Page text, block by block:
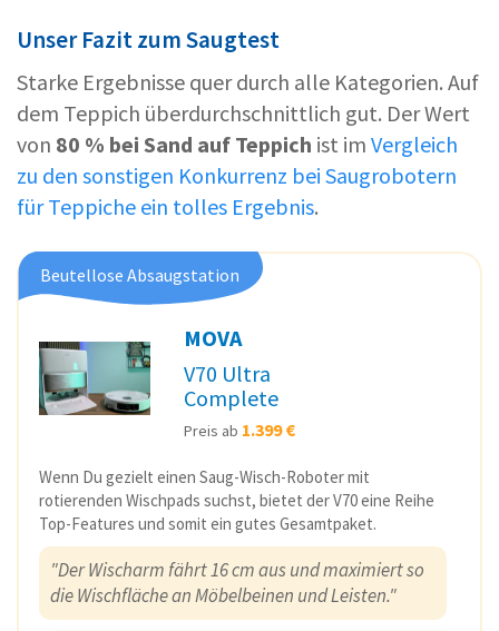
Unser Fazit zum Saugtest
Starke Ergebnisse quer durch alle Kategorien. Auf
dem Teppich überdurchschnittlich gut. Der Wert
von 80 % bei Sand auf Teppich ist im Vergleich
zu den sonstigen Konkurrenz bei Saugrobotern
für Teppiche ein tolles Ergebnis.
Beutellose Absaugstation
MOVA
V70 Ultra
Complete
Preis ab 1.399 €
Wenn Du gezielt einen Saug-Wisch-Roboter mit
rotierenden Wischpads suchst, bietet der V70 eine Reihe
Top-Features und somit ein gutes Gesamtpaket.
"Der Wischarm fährt 16 cm aus und maximiert so
die Wischfläche an Möbelbeinen und Leisten."